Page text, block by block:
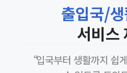
출입국/
서비스
“입국부터 생활까지 쉽